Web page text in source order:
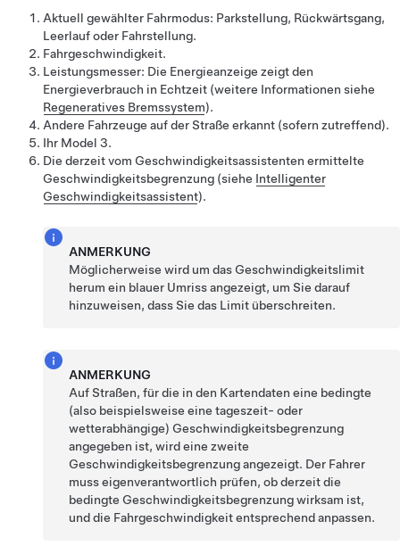
Aktuell gewählter Fahrmodus: Parkstellung, Rückwärtsgang,
Leerlauf oder Fahrstellung.
Fahrgeschwindigkeit.
Leistungsmesser: Die Energieanzeige zeigt den
Energieverbrauch in Echtzeit (weitere Informationen siehe
Regeneratives Bremssystem).
Andere Fahrzeuge auf der Straße erkannt (sofern zutreffend).
Ihr Model 3.
Die derzeit vom Geschwindigkeitsassistenten ermittelte
Geschwindigkeitsbegrenzung (siehe Intelligenter
Geschwindigkeitsassistent).
ANMERKUNG
Möglicherweise wird um das Geschwindigkeitslimit
herum ein blauer Umriss angezeigt, um Sie darauf
hinzuweisen, dass Sie das Limit überschreiten.
ANMERKUNG
Auf Straßen, für die in den Kartendaten eine bedingte
(also beispielsweise eine tageszeit- oder
wetterabhängige) Geschwindigkeitsbegrenzung
angegeben ist, wird eine zweite
Geschwindigkeitsbegrenzung angezeigt. Der Fahrer
muss eigenverantwortlich prüfen, ob derzeit die
bedingte Geschwindigkeitsbegrenzung wirksam ist,
und die Fahrgeschwindigkeit entsprechend anpassen.